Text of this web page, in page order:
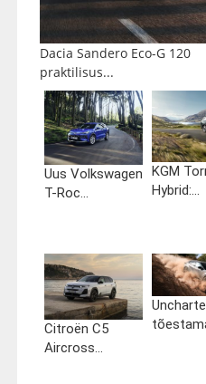
Dacia Sandero Eco-G 120
praktilisus...
Uus Volkswagen
T-Roc...
KGM
Hybrid:...
Citroën C5
Aircross...